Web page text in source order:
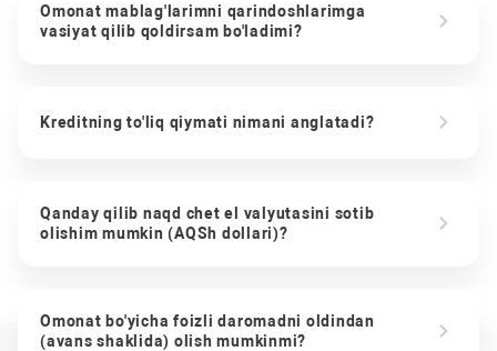
Omonat mablag'larimni qarindoshlarimga
vasiyat qilib qoldirsam bo'ladimi?
Kreditning to'liq qiymati nimani anglatadi?
Qanday qilib naqd chet el valyutasini sotib
olishim mumkin (AQSh dollari)?
Omonat bo'yicha foizli daromadni oldindan
(avans shaklida) olish mumkinmi?